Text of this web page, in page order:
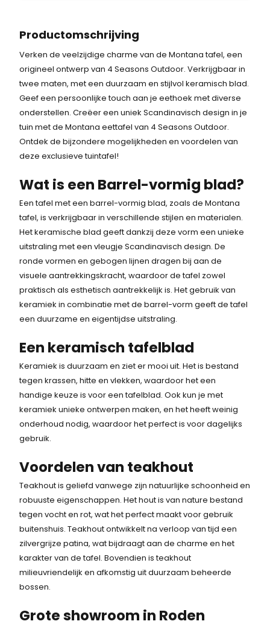
Productomschrijving
Verken de veelzijdige charme van de Montana tafel, een
origineel ontwerp van 4 Seasons Outdoor. Verkrijgbaar in
twee maten, met een duurzaam en stijlvol keramisch blad.
Geef een persoonlijke touch aan je eethoek met diverse
onderstellen. Creëer een uniek Scandinavisch design in je
tuin met de Montana eettafel van 4 Seasons Outdoor.
Ontdek de bijzondere mogelijkheden en voordelen van
deze exclusieve tuintafel!
Wat is een Barrel-vormig blad?
Een tafel met een barrel-vormig blad, zoals de Montana
tafel, is verkrijgbaar in verschillende stijlen en materialen.
Het keramische blad geeft dankzij deze vorm een unieke
uitstraling met een vleugje Scandinavisch design. De
ronde vormen en gebogen lijnen dragen bij aan de
visuele aantrekkingskracht, waardoor de tafel zowel
praktisch als esthetisch aantrekkelijk is. Het gebruik van
keramiek in combinatie met de barrel-vorm geeft de tafel
een duurzame en eigentijdse uitstraling.
Een keramisch tafelblad
Keramiek is duurzaam en ziet er mooi uit. Het is bestand
tegen krassen, hitte en vlekken, waardoor het een
handige keuze is voor een tafelblad. Ook kun je met
keramiek unieke ontwerpen maken, en het heeft weinig
onderhoud nodig, waardoor het perfect is voor dagelijks
gebruik.
Voordelen van teakhout
Teakhout is geliefd vanwege zijn natuurlijke schoonheid en
robuuste eigenschappen. Het hout is van nature bestand
tegen vocht en rot, wat het perfect maakt voor gebruik
buitenshuis. Teakhout ontwikkelt na verloop van tijd een
zilvergrijze patina, wat bijdraagt aan de charme en het
karakter van de tafel. Bovendien is teakhout
milieuvriendelijk en afkomstig uit duurzaam beheerde
bossen.
Grote showroom in Roden